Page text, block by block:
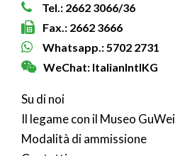
Tel.: 2662 3066/36
Fax.: 2662 3666
Whatsapp.: 5702 2731
WeChat: ItalianIntlKG
Su di noi
Il legame con il Museo GuWei
Modalità di ammissione